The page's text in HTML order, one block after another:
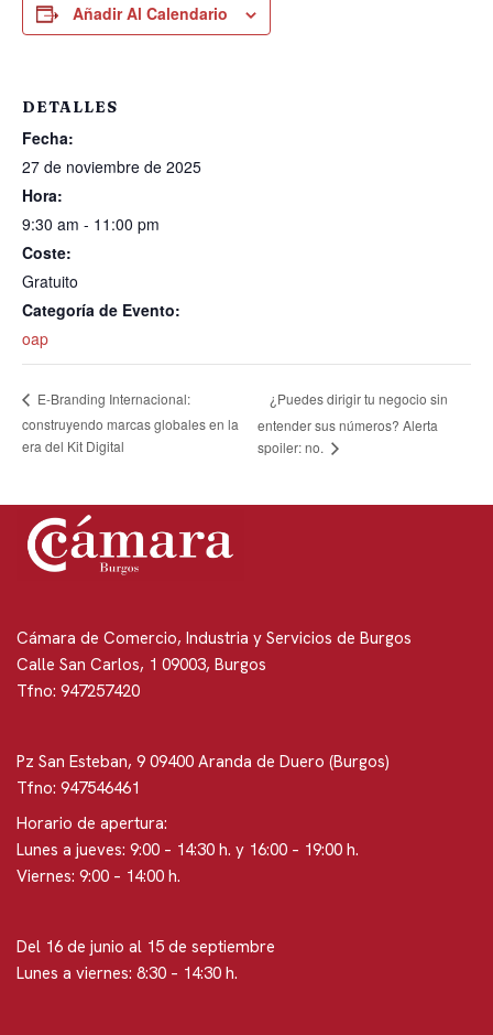
Añadir Al Calendario
DETALLES
Fecha:
27 de noviembre de 2025
Hora:
9:30 am - 11:00 pm
Coste:
Gratuito
Categoría de Evento:
oap
E-Branding Internacional:
construyendo marcas globales en la
era del Kit Digital
¿Puedes dirigir tu negocio sin
entender sus números? Alerta
spoiler: no.
Cámara de Comercio, Industria y Servicios de Burgos
Calle San Carlos, 1 09003, Burgos
Tfno: 947257420
Pz San Esteban, 9 09400 Aranda de Duero (Burgos)
Tfno: 947546461
Horario de apertura:
Lunes a jueves: 9:00 – 14:30 h. y 16:00 – 19:00 h.
Viernes: 9:00 – 14:00 h.
Del 16 de junio al 15 de septiembre
Lunes a viernes: 8:30 – 14:30 h.